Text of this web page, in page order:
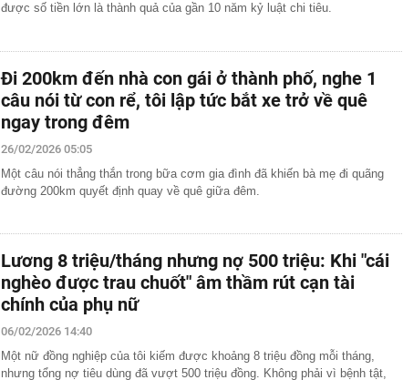
được số tiền lớn là thành quả của gần 10 năm kỷ luật chi tiêu.
Đi 200km đến nhà con gái ở thành phố, nghe 1
câu nói từ con rể, tôi lập tức bắt xe trở về quê
ngay trong đêm
26/02/2026 05:05
Một câu nói thẳng thắn trong bữa cơm gia đình đã khiến bà mẹ đi quãng
đường 200km quyết định quay về quê giữa đêm.
Lương 8 triệu/tháng nhưng nợ 500 triệu: Khi "cái
nghèo được trau chuốt" âm thầm rút cạn tài
chính của phụ nữ
06/02/2026 14:40
Một nữ đồng nghiệp của tôi kiếm được khoảng 8 triệu đồng mỗi tháng,
nhưng tổng nợ tiêu dùng đã vượt 500 triệu đồng. Không phải vì bệnh tật,